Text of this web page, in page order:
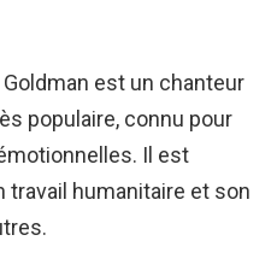
est un chanteur
populaire, connu pour
Il est
travail humanitaire et son